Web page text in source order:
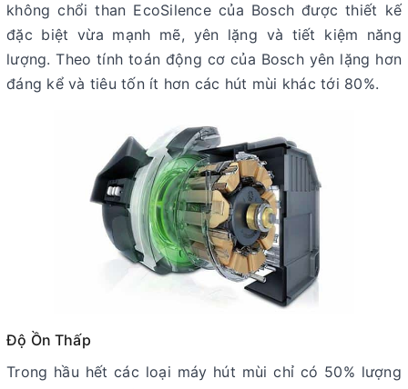
không chổi than EcoSilence của Bosch được thiết kế
đặc biệt vừa mạnh mẽ, yên lặng và tiết kiệm năng
lượng. Theo tính toán động cơ của Bosch yên lặng hơn
đáng kể và tiêu tốn ít hơn các hút mùi khác tới 80%.
Độ Ồn Thấp
Trong hầu hết các loại máy hút mùi chỉ có 50% lượng